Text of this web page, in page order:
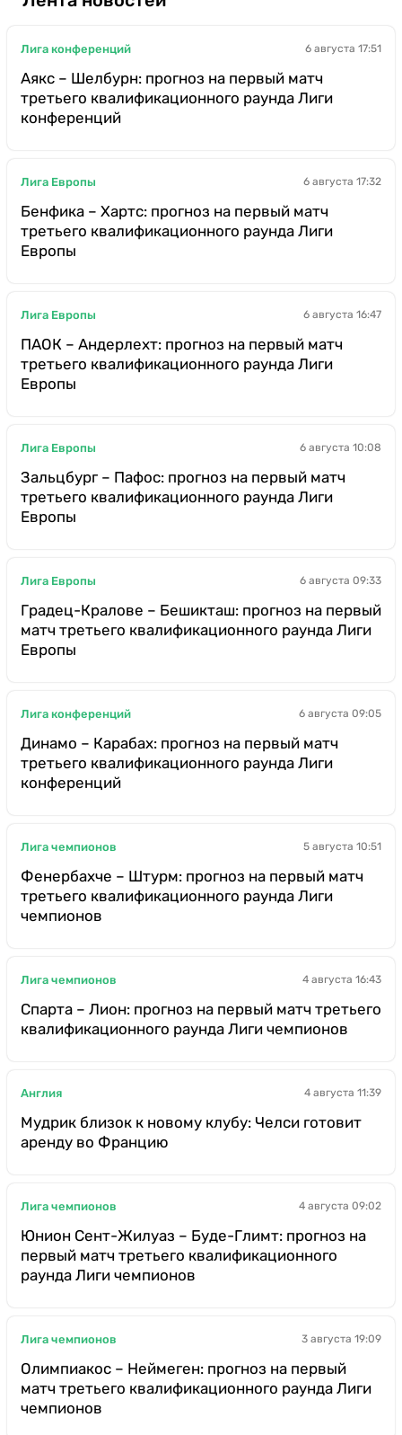
Лига конференций 6 августа 17:51
Аякс – Шелбурн: прогноз на первый матч
третьего квалификационного раунда Лиги
конференций
Лига Европы 6 августа 17:32
Бенфика – Хартс: прогноз на первый матч
третьего квалификационного раунда Лиги
Европы
Лига Европы 6 августа 16:47
ПАОК – Андерлехт: прогноз на первый матч
третьего квалификационного раунда Лиги
Европы
Лига Европы 6 августа 10:08
Зальцбург – Пафос: прогноз на первый матч
третьего квалификационного раунда Лиги
Европы
Лига Европы 6 августа 09:33
Градец-Кралове – Бешикташ: прогноз на первый
матч третьего квалификационного раунда Лиги
Европы
Лига конференций 6 августа 09:05
Динамо – Карабах: прогноз на первый матч
третьего квалификационного раунда Лиги
конференций
Лига чемпионов 5 августа 10:51
Фенербахче – Штурм: прогноз на первый матч
третьего квалификационного раунда Лиги
чемпионов
Лига чемпионов 4 августа 16:43
Спарта – Лион: прогноз на первый матч третьего
квалификационного раунда Лиги чемпионов
Англия 4 августа 11:39
Мудрик близок к новому клубу: Челси готовит
аренду во Францию
Лига чемпионов 4 августа 09:02
Юнион Сент-Жилуаз – Буде-Глимт: прогноз на
первый матч третьего квалификационного
раунда Лиги чемпионов
Лига чемпионов 3 августа 19:09
Олимпиакос – Неймеген: прогноз на первый
матч третьего квалификационного раунда Лиги
чемпионов